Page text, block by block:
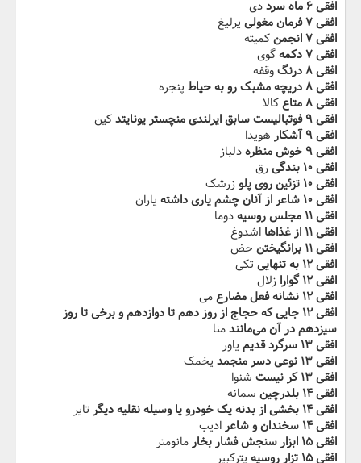
افقی ۶ ماه سرد‬‫
دی
افقی ۷ فرمان مغولی
یرلیغ
افقی ۷ انجمن
کمیته
افقی ۷ ‬‫دکمه‬‫
گوی
افقی ۸ درنگ
وقفه
افقی ۸ دریچه مشبک‬‫ رو به حیاط
پنجره
افقی ۸ متاع‬‫
کالا
افقی ۹ فوتبالیست سابق ایرلندی‬ ‫منچستر یونایتد
کین
افقی ۹ آشکار
هویدا
افقی ۹ خوش‬‫ منظره‬‫
دلباز
افقی ۱۰ بندگی
رق
افقی ۱۰ تزئین روی پلو
زرشک
افقی ۱۰ ‬‫شاعر از آنان چشم یاری داشته‬‫
یاران
افقی ۱۱ مجلس روسیه
دوما
افقی ۱۱ از غذاها
اشدوغ
افقی ۱۱ ‬‫برانگیختن‬‫
حض
افقی ۱۲ به تنهایی
تکی
افقی ۱۲ گوارا
زلال
افقی ۱۲ نشانه فعل مضارع
می
افقی ۱۲ جایی که حجاج از روز دهم تا دوازدهم‬ ‫و برخی تا روز
سیزدهم در آن می‌مانند‫منا
افقی ۱۳ سرگرد قدیم
یاور
افقی ۱۳ نوعی دسر منجمد
یخمک
افقی ۱۳ کر نیست‬‫
شنوا
افقی ۱۴ بلدرچین
سمانه
افقی ۱۴ بخشی از بدنه یک خودرو یا وسیله نقلیه دیگر
تایر
افقی ۱۴ سخندان و شاعر‬‫
ادیب
افقی ۱۵ ابزار سنجش فشار بخار
مانومتر
افقی ۱۵ تزار روسیه‬
پترکبیر